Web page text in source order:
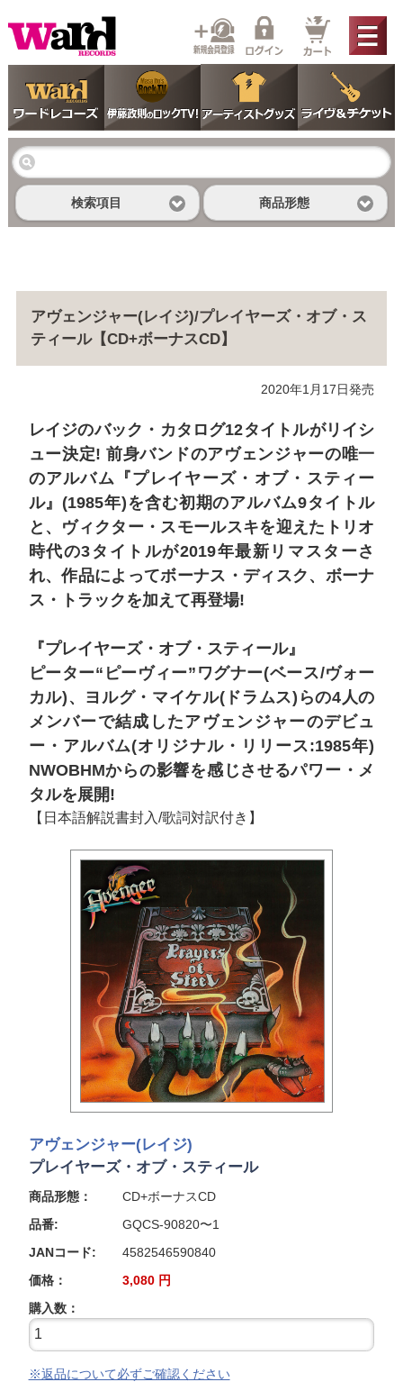
検索項目 商品形態
アヴェンジャー(レイジ)/プレイヤーズ・オブ・ス
ティール【CD+ボーナスCD】
2020年1月17日発売
レイジのバック・カタログ12タイトルがリイシ
ュー決定! 前身バンドのアヴェンジャーの唯一
のアルバム『プレイヤーズ・オブ・スティー
ル』(1985年)を含む初期のアルバム9タイトル
と、ヴィクター・スモールスキを迎えたトリオ
時代の3タイトルが2019年最新リマスターさ
れ、作品によってボーナス・ディスク、ボーナ
ス・トラックを加えて再登場!
『プレイヤーズ・オブ・スティール』
ピーター“ピーヴィー”ワグナー(ベース/ヴォー
カル)、ヨルグ・マイケル(ドラムス)らの4人の
メンバーで結成したアヴェンジャーのデビュ
ー・アルバム(オリジナル・リリース:1985年)
NWOBHMからの影響を感じさせるパワー・メ
タルを展開!
【日本語解説書封入/歌詞対訳付き】
アヴェンジャー(レイジ)
プレイヤーズ・オブ・スティール
商品形態：
CD+ボーナスCD
品番:
GQCS-90820〜1
JANコード:
4582546590840
価格：
3,080 円
購入数：
※返品について必ずご確認ください